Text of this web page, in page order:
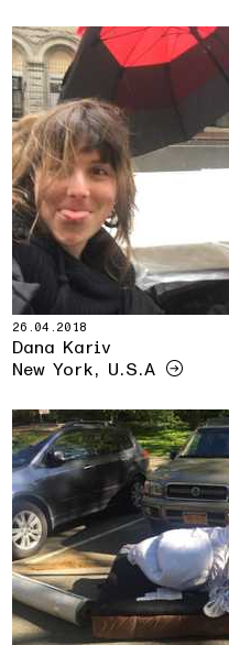
26.04.2018
Dana Kariv
New York, U.S.A